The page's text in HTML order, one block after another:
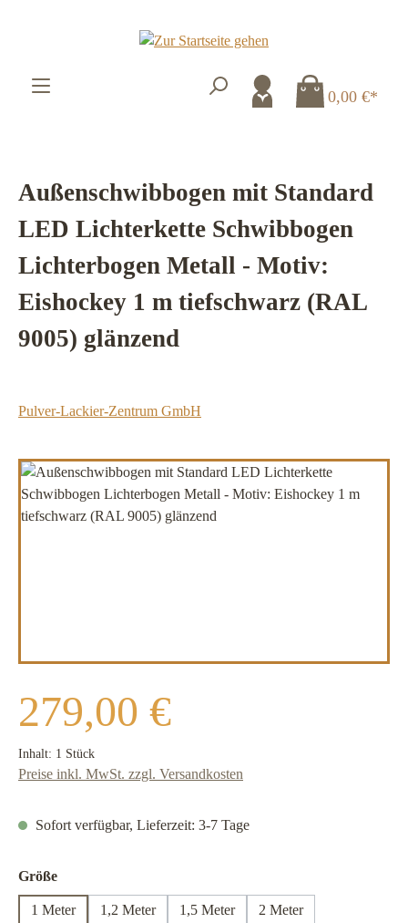
0,00 €*
Außenschwibbogen mit Standard
LED Lichterkette Schwibbogen
Lichterbogen Metall - Motiv:
Eishockey 1 m tiefschwarz (RAL
9005) glänzend
Pulver-Lackier-Zentrum GmbH
Bildergalerie überspringen
279,00 €
Inhalt: 1 Stück
Preise inkl. MwSt. zzgl. Versandkosten
Sofort verfügbar, Lieferzeit: 3-7 Tage
Größeauswählen
1 Meter 1,2 Meter 1,5 Meter
2 Meter